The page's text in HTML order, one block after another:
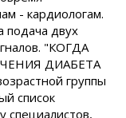
- кардиологам.
подача двух
"КОГДА
ДИАБЕТА
группы
список
специалистов,